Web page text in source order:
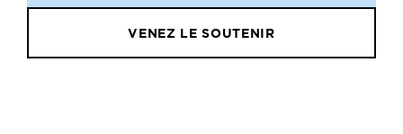
VENEZ LE SOUTENIR